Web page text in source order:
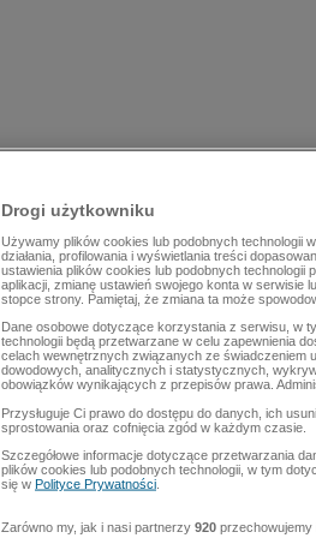
Drogi użytkowniku
Używamy plików cookies lub podobnych technologii
działania, profilowania i wyświetlania treści
ustawienia plików cookies lub podobnych
aplikacji, zmianę ustawień swojego konta w serwisie
stopce strony. Pamiętaj, że zmiana ta może
Dane osobowe dotyczące korzystania z serwisu, w
technologii będą przetwarzane w celu zapewnienia
celach wewnętrznych związanych ze świadczeniem
dowodowych, analitycznych i statystycznych,
obowiązków wynikających z przepisów prawa.
Przysługuje Ci prawo do dostępu do danych, ich
sprostowania oraz cofnięcia zgód w każdym czasie.
Szczegółowe informacje dotyczące przetwarzania
plików cookies lub podobnych technologii, w tym
się w Polityce Prywatności
Zarówno my, jak i nasi partnerzy 920 przechowujemy